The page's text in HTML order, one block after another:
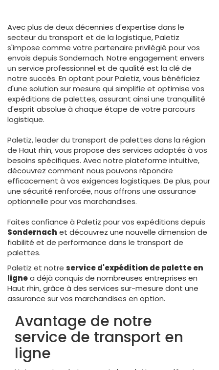
Avec plus de deux décennies d'expertise dans le
secteur du transport et de la logistique, Paletiz
s'impose comme votre partenaire privilégié pour vos
envois depuis Sondernach. Notre engagement envers
un service professionnel et de qualité est la clé de
notre succès. En optant pour Paletiz, vous bénéficiez
d'une solution sur mesure qui simplifie et optimise vos
expéditions de palettes, assurant ainsi une tranquillité
d'esprit absolue à chaque étape de votre parcours
logistique.
Paletiz, leader du transport de palettes dans la région
de Haut rhin, vous propose des services adaptés à vos
besoins spécifiques. Avec notre plateforme intuitive,
découvrez comment nous pouvons répondre
efficacement à vos exigences logistiques. De plus, pour
une sécurité renforcée, nous offrons une assurance
optionnelle pour vos marchandises.
Faites confiance à Paletiz pour vos expéditions depuis
Sondernach et découvrez une nouvelle dimension de
fiabilité et de performance dans le transport de
palettes.
Paletiz et notre service d'expédition de palette en
lignea déjà conquis de nombreuses entreprises en
Haut rhin, grâce à des services sur-mesure dont une
assurance sur vos marchandises en option.
Avantage de notre
service de transport en
ligne